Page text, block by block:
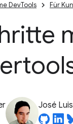
DevTools Für
José